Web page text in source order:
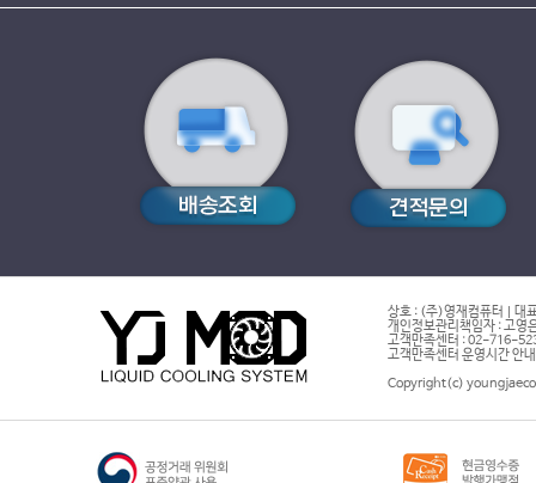
상호 : (주)영재컴퓨터 | 대
개인정보관리책임자 : 고영
고객만족센터 : 02-716-
고객만족센터 운영시간 안
Copyright(c)